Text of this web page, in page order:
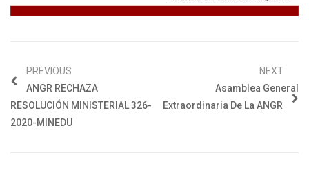
PREVIOUS
ANGR RECHAZA
RESOLUCIÓN MINISTERIAL 326-
2020-MINEDU
NEXT
Asamblea General
Extraordinaria De La ANGR